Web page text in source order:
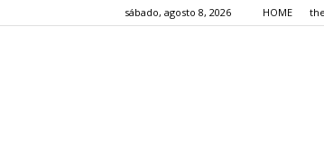
sábado, agosto 8, 2026 HOME